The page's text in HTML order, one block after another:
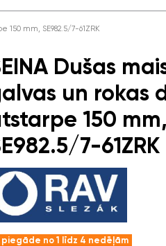
150 mm, SE982.5/7-61ZRK
Dušas
un rokas
150 mm,
7-61ZRK
piegāde no 1 līdz 4 nedēļām